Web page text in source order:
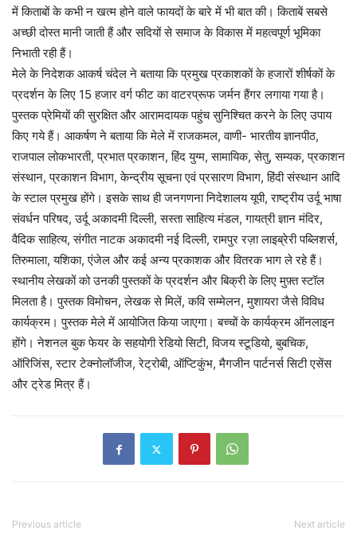
में किताबों के कभी न खत्म होने वाले फायदों के बारे में भी बात की। किताबें सबसे
अच्छी दोस्त मानी जाती हैं और सदियों से समाज के विकास में महत्वपूर्ण भूमिका
निभाती रही हैं।
मेले के निदेशक आकर्ष चंदेल ने बताया कि प्रमुख प्रकाशकों के हजारों शीर्षकों के
प्रदर्शन के लिए 15 हजार वर्ग फीट का वाटरप्रूफ जर्मन हैंगर लगाया गया है।
पुस्तक प्रेमियों की सुरक्षित और आरामदायक पहुंच सुनिश्चित करने के लिए उपाय
किए गये हैं। आकर्षण ने बताया कि मेले में राजकमल, वाणी- भारतीय ज्ञानपीठ,
राजपाल लोकभारती, प्रभात प्रकाशन, हिंद युग्म, सामायिक, सेतु, सम्यक, प्रकाशन
संस्थान, प्रकाशन विभाग, केन्द्रीय सूचना एवं प्रसारण विभाग, हिंदी संस्थान आदि
के स्टाल प्रमुख होंगे। इसके साथ ही जनगणना निदेशालय यूपी, राष्ट्रीय उर्दू भाषा
संवर्धन परिषद, उर्दू अकादमी दिल्ली, सस्ता साहित्य मंडल, गायत्री ज्ञान मंदिर,
वैदिक साहित्य, संगीत नाटक अकादमी नई दिल्ली, रामपुर रज़ा लाइब्रेरी पब्लिशर्स,
तिरुमाला, यशिका, एंजेल और कई अन्य प्रकाशक और वितरक भाग ले रहे हैं।
स्थानीय लेखकों को उनकी पुस्तकों के प्रदर्शन और बिक्री के लिए मुफ़्त स्टॉल
मिलता है। पुस्तक विमोचन, लेखक से मिलें, कवि सम्मेलन, मुशायरा जैसे विविध
कार्यक्रम। पुस्तक मेले में आयोजित किया जाएगा। बच्चों के कार्यक्रम ऑनलाइन
होंगे। नेशनल बुक फेयर के सहयोगी रेडियो सिटी, विजय स्टूडियो, बुबचिक,
ऑरिजिंस, स्टार टेक्नोलॉजीज, रेट्रोबी, ऑप्टिकुंभ, मैगजीन पार्टनर्स सिटी एसेंस
और ट्रेड मित्र हैं।
Previous article Next article